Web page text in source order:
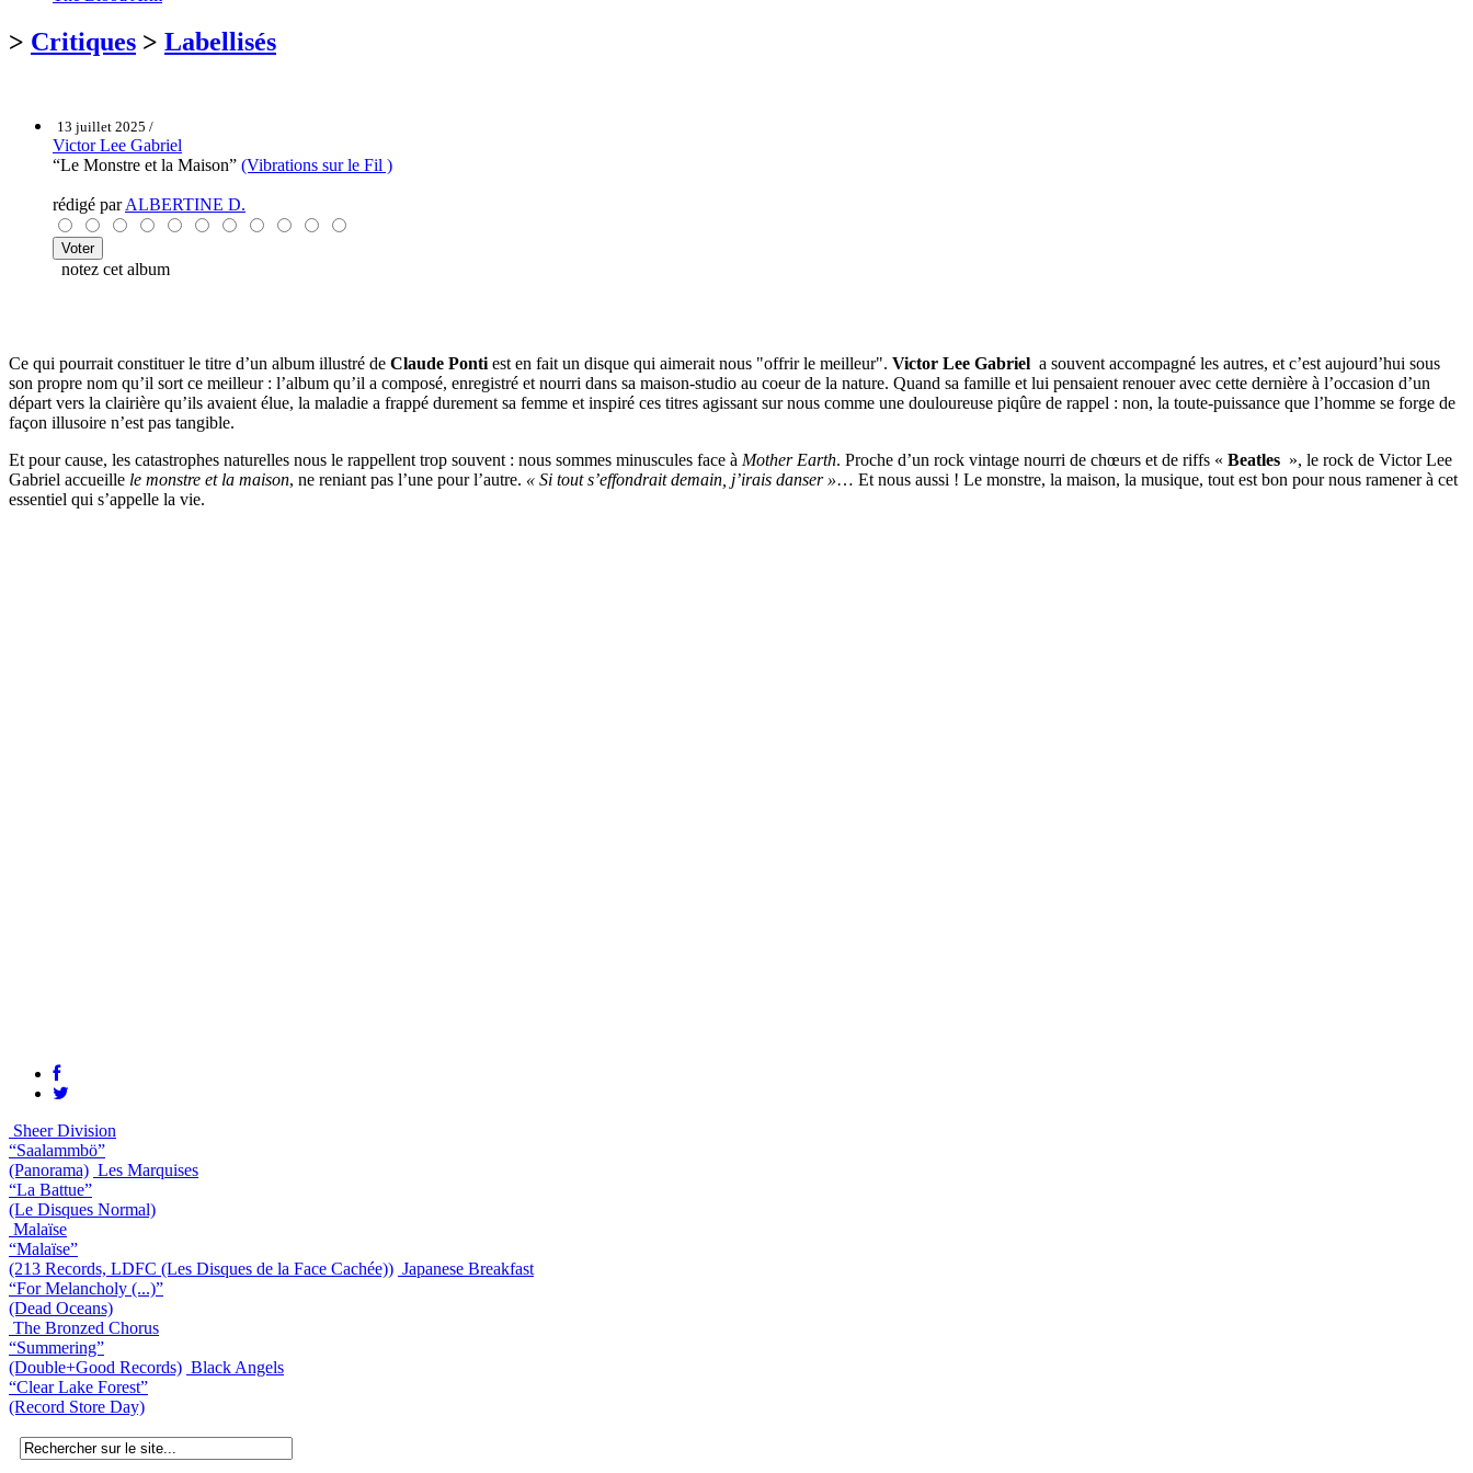
> Critiques > Labellisés
13 juillet 2025 /
Victor Lee Gabriel
“Le Monstre et la Maison” (Vibrations sur le Fil )
rédigé parALBERTINE D.
notez cet album
Ce qui pourrait constituer le titre d’un album illustré de Claude Ponti est en fait un disque qui aimerait nous "offrir le meilleur". Victor Lee Gabriel a souvent accompagné les autres, et c’est aujourd’hui sous
son propre nom qu’il sort ce meilleur : l’album qu’il a composé, enregistré et nourri dans sa maison-studio au coeur de la nature. Quand sa famille et lui pensaient renouer avec cette dernière à l’occasion d’un
départ vers la clairière qu’ils avaient élue, la maladie a frappé durement sa femme et inspiré ces titres agissant sur nous comme une douloureuse piqûre de rappel : non, la toute-puissance que l’homme se forge de
façon illusoire n’est pas tangible.
Et pour cause, les catastrophes naturelles nous le rappellent trop souvent : nous sommes minuscules face à Mother Earth. Proche d’un rock vintage nourri de chœurs et de riffs « Beatles », le rock de Victor Lee
Gabriel accueille le monstre et la maison, ne reniant pas l’une pour l’autre. « Si tout s’effondrait demain, j’irais danser »… Et nous aussi ! Le monstre, la maison, la musique, tout est bon pour nous ramener à cet
essentiel qui s’appelle la vie.
Sheer Division
“Saalammbö”
(Panorama) Les Marquises
“La Battue”
(Le Disques Normal)
Malaïse
“Malaïse”
(213 Records, LDFC (Les Disques de la Face Cachée)) Japanese Breakfast
“For Melancholy (...)”
(Dead Oceans)
The Bronzed Chorus
“Summering”
(Double+Good Records) Black Angels
“Clear Lake Forest”
(Record Store Day)